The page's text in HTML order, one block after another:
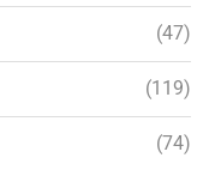
(47)
(119)
(74)